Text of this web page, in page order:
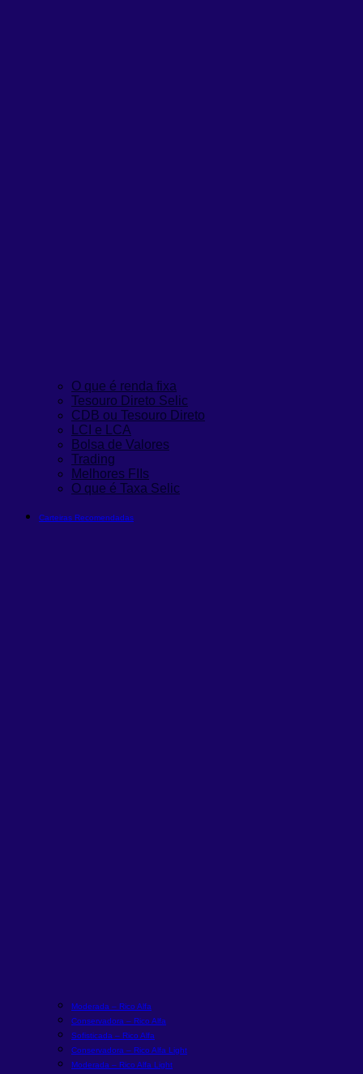
O que é renda fixa
Tesouro Direto Selic
CDB ou Tesouro Direto
LCI e LCA
Bolsa de Valores
Trading
Melhores FIIs
O que é Taxa Selic
Carteiras Recomendadas
Moderada – Rico Alfa
Conservadora – Rico Alfa
Sofisticada – Rico Alfa
Conservadora – Rico Alfa Light
Moderada – Rico Alfa Light